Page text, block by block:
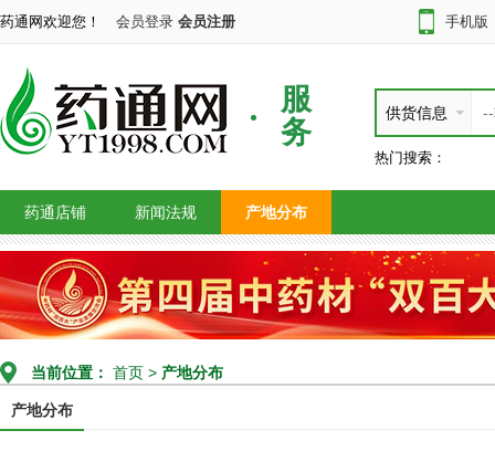
药通网欢迎您！ 会员登录 会员注册 手机版
服
务
供货信息
热门搜索：
药通店铺 新闻法规 产地分布
当前位置： 首页 > 产地分布
产地分布